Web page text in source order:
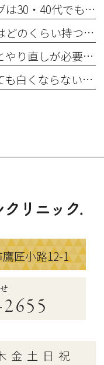
【おいらせ町】ホワイトニングは30・40代でも効果ある？年代別の特徴と始める前に知っておきたいこと
【十和田市】ホワイトニングはどのくらい持つ？持続期間と長持ちさせるコツ
セラミックは一生もつ？寿命とやり直しが必要になるケース
【洋野町】ホワイトニングしても白くならない理由とは？効果が出にくい人の特徴
匠小路12-1
金 土 日 祝